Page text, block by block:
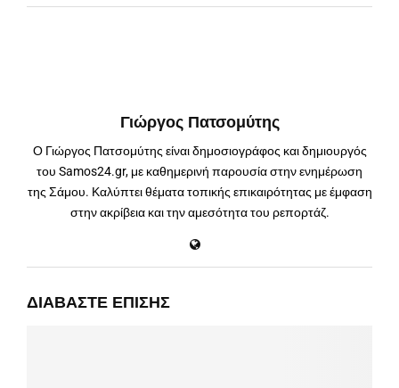
Γιώργος Πατσομύτης
Ο Γιώργος Πατσομύτης είναι δημοσιογράφος και δημιουργός
του Samos24.gr, με καθημερινή παρουσία στην ενημέρωση
της Σάμου. Καλύπτει θέματα τοπικής επικαιρότητας με έμφαση
στην ακρίβεια και την αμεσότητα του ρεπορτάζ.
ΔΙΑΒΆΣΤΕ ΕΠΊΣΗΣ